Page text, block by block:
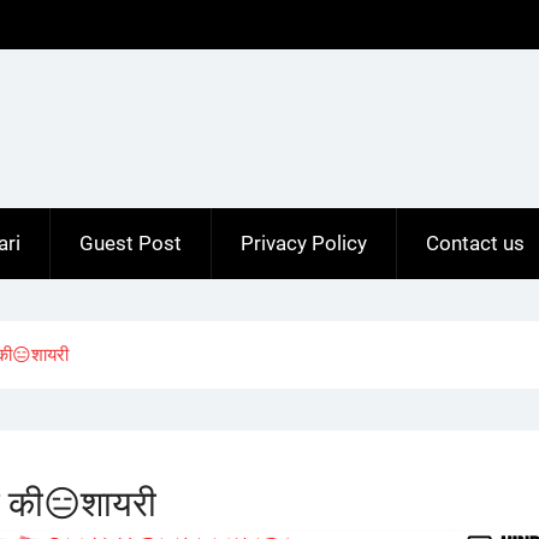
Guest Post Privacy Policy Contact us